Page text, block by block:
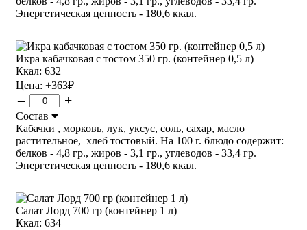
Энергетическая ценность - 180,6 ккал.
Икра кабачковая с тостом 350 гр. (контейнер 0,5 л)
Ккал: 632
Цена: +363₽
– +
Состав
Кабачки , морковь, лук, уксус, соль, сахар, масло
растительное, хлеб тостовый. На 100 г. блюдо содержит:
белков - 4,8 гр., жиров - 3,1 гр., углеводов - 33,4 гр.
Энергетическая ценность - 180,6 ккал.
Салат Лорд 700 гр (контейнер 1 л)
Ккал: 634